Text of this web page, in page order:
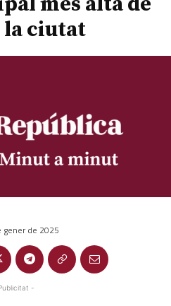
la ciutat
gener de 2025
-